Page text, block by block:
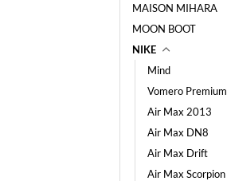
MAISON MIHARA
MOON BOOT
NIKE
Mind
Vomero Premium
Air Max 2013
Air Max DN8
Air Max Drift
Air Max Scorpion